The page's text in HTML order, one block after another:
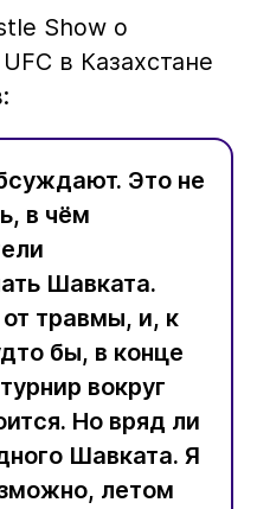
Show о
в Казахстане
Это не
в чём
Шавката.
травмы, и, к
бы, в конце
вокруг
Но вряд ли
Шавката. Я
летом